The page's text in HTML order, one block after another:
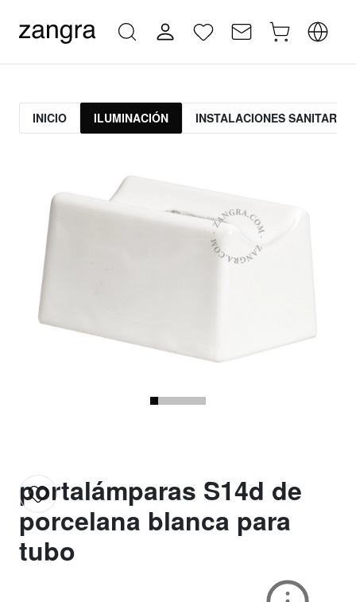
INICIO ILUMINACIÓN INSTALACIONES SANITARIAS
portalámparas S14d de
porcelana blanca para
tubo